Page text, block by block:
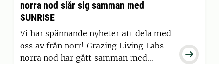
åkermarksbete och/eller
naturbetesmark.

norra nod slår sig samman med
SUNRISE
Vi har spännande nyheter att dela med
oss av från norr! Grazing Living Labs
norra nod har gått samman med